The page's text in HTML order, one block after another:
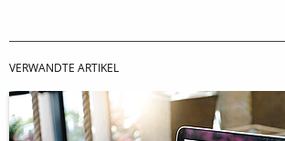
VERWANDTE ARTIKEL